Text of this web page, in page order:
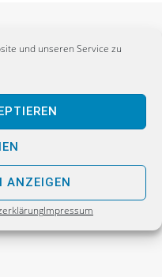
und unseren Service zu
ANZEIGEN
Impressum